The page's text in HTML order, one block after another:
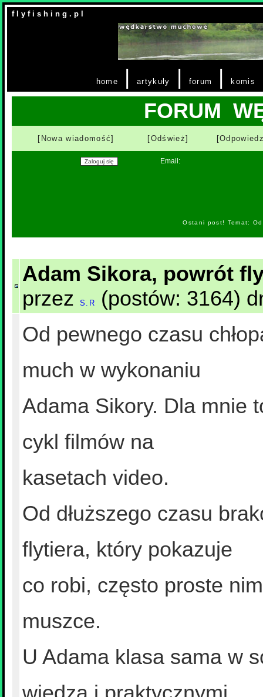
f l y f i s h i n g . p l
home |artykuły | forum |komis
FORUM
[Nowa wiadomość] [Odśwież]
Email:
Ostani post! Temat:
Adam Sikora, powrót
przez
S.R
(postów: 3164)
Od pewnego czasu
much w wykonaniu
Adama Sikory. Dla mnie
cykl filmów na
kasetach video.
Od dłuższego czasu
flytiera, który pokazuje
co robi, często proste
muszce.
U Adama klasa sama w